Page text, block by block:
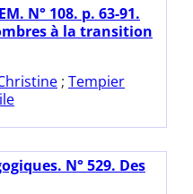
N° 108. p. 63-91.
à la transition
; Tempier
N° 529. Des